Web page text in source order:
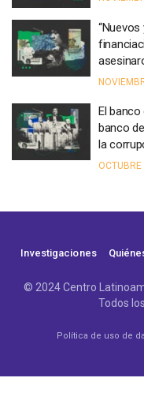
“Nuevos
El
banco
la
Investigaciones
© 2024 Centro
Todos
Política de uso de